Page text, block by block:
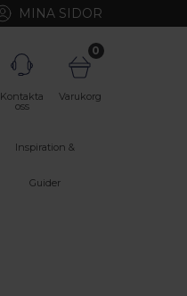
MINA SIDOR
Kontakta
oss
0
Varukorg
Inspiration &
Guider